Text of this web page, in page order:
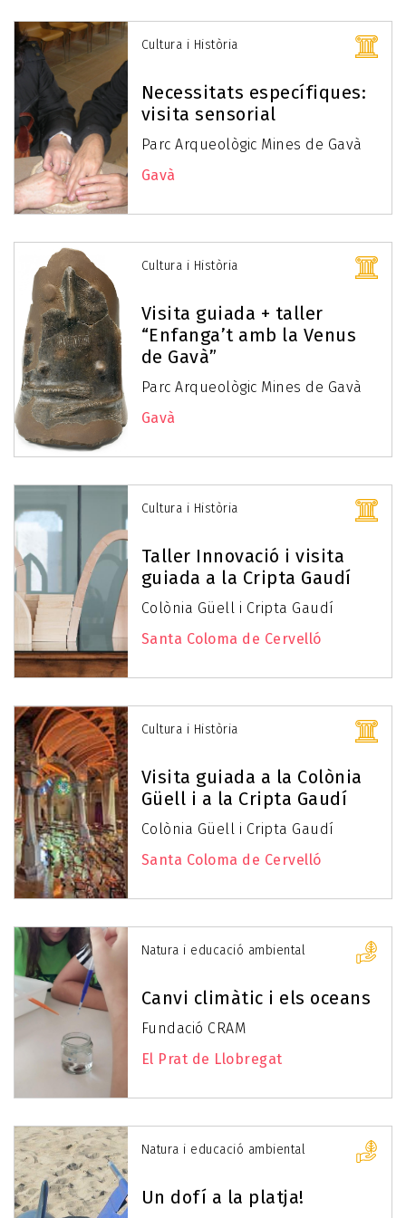
Cultura i Història
Necessitats específiques:
visita sensorial
Parc Arqueològic Mines de Gavà
Gavà
Cultura i Història
Visita guiada + taller
“Enfanga’t amb la Venus
de Gavà”
Parc Arqueològic Mines de Gavà
Gavà
Cultura i Història
Taller Innovació i visita
guiada a la Cripta Gaudí
Colònia Güell i Cripta Gaudí
Santa Coloma de Cervelló
Cultura i Història
Visita guiada a la Colònia
Güell i a la Cripta Gaudí
Colònia Güell i Cripta Gaudí
Santa Coloma de Cervelló
Natura i educació ambiental
Canvi climàtic i els oceans
Fundació CRAM
El Prat de Llobregat
Natura i educació ambiental
Un dofí a la platja!